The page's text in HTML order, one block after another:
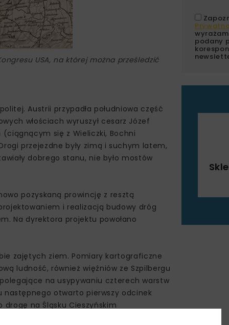
USA, na której można prześledzić
Austrii przypadła południowa część
włościach wyruszył cesarz Józef
(ciągnącym się z Wieliczki, Bochni
przejezdne były zimą i suchym latem,
dobrego stanu, nie było mostów
pozyskaną prowincję z resztą
i realizacją budowy dróg
Na dyrektora projektu powołano
zajętych ziem. Pomiary kartograficzne
ludność, również więźniów ze Szpilbergu
na usypywaniu czterech warstw
następnego otwarto pierwszy odcinek
drogę na Śląsku Cieszyńskim
Przeworsk, Jarosław, Przemyśl,
podany